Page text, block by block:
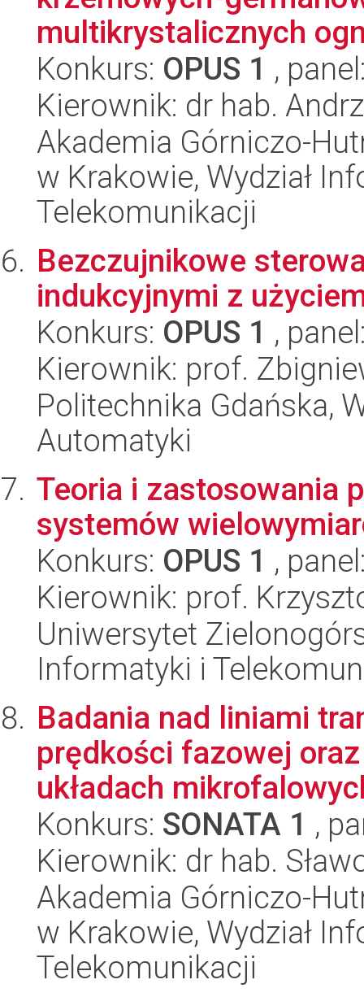
multikrystalicznych
Konkurs: OPUS 1 ,
Kierownik: dr hab.
Akademia Górniczo-
w Krakowie, Wydział
Telekomunikacji
Bezczujnikowe
indukcyjnymi z
Konkurs: OPUS 1 ,
Kierownik: prof.
Politechnika Gdańska,
Automatyki
Teoria i zastosowania
systemów
Konkurs: OPUS 1 ,
Kierownik: prof.
Uniwersytet
Informatyki i
Badania nad liniami
prędkości fazowej
układach
Konkurs: SONATA 1 ,
Kierownik: dr hab.
Akademia Górniczo-
w Krakowie, Wydział
Telekomunikacji